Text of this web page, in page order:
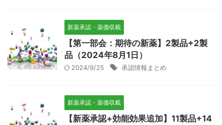
新薬承認・薬価収載
【第一部会：期待の新薬】2製品+2製
品（2024年8月1日）
2024/9/25 承認情報まとめ
新薬承認・薬価収載
【新薬承認+効能効果追加】11製品+14